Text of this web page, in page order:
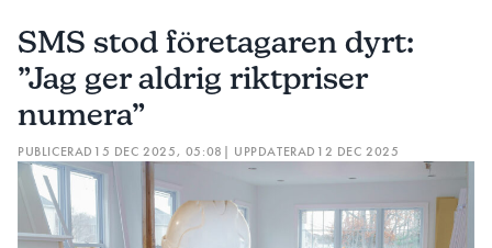
SMS stod företagaren dyrt:
”Jag ger aldrig riktpriser
numera”
PUBLICERAD 15 DEC 2025, 05:08 | UPPDATERAD 12 DEC 2025